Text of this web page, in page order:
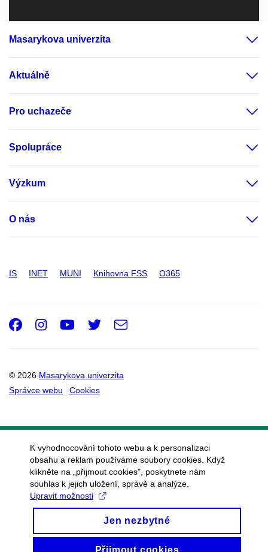
Masarykova univerzita
Aktuálně
Pro uchazeče
Spolupráce
Výzkum
O nás
IS INET MUNI Knihovna FSS O365
© 2026 Masarykova univerzita
Správce webu
Cookies
Facebook
Instagram
Youtube
Twitter
e-
K vyhodnocování tohoto webu a k personalizaci
obsahu a reklam používáme soubory cookies. Když
klikněte na „přijmout cookies", poskytnete nám
souhlas k jejich uložení, správě a analýze.
Upravit možnosti
Jen nezbytné
Přijmout cookies